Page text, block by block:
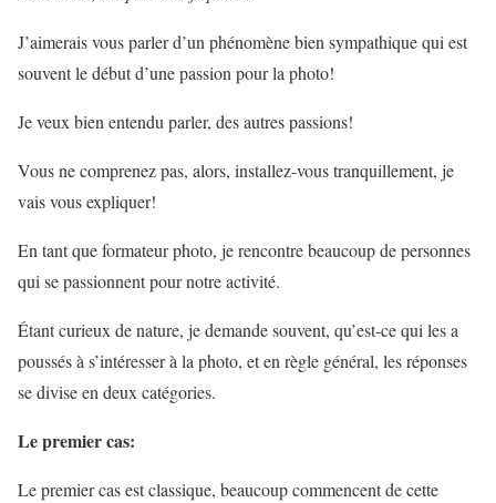
J’aimerais vous parler d’un phénomène bien sympathique qui est
souvent le début d’une passion pour la photo!
Je veux bien entendu parler, des autres passions!
Vous ne comprenez pas, alors, installez-vous tranquillement, je
vais vous expliquer!
En tant que formateur photo, je rencontre beaucoup de personnes
qui se passionnent pour notre activité.
Étant curieux de nature, je demande souvent, qu’est-ce qui les a
poussés à s’intéresser à la photo, et en règle général, les réponses
se divise en deux catégories.
Le premier cas:
Le premier cas est classique, beaucoup commencent de cette